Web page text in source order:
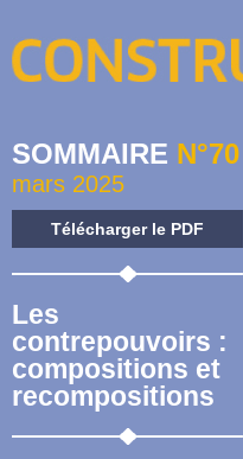
SOMMAIRE N°70
mars 2025
Télécharger le PDF
Les
contrepouvoirs :
compositions et
recompositions